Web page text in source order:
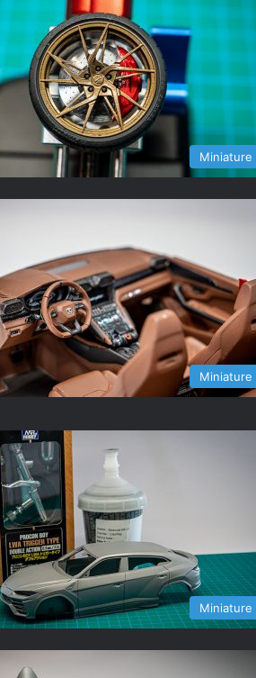
Miniature
Miniature
Miniature